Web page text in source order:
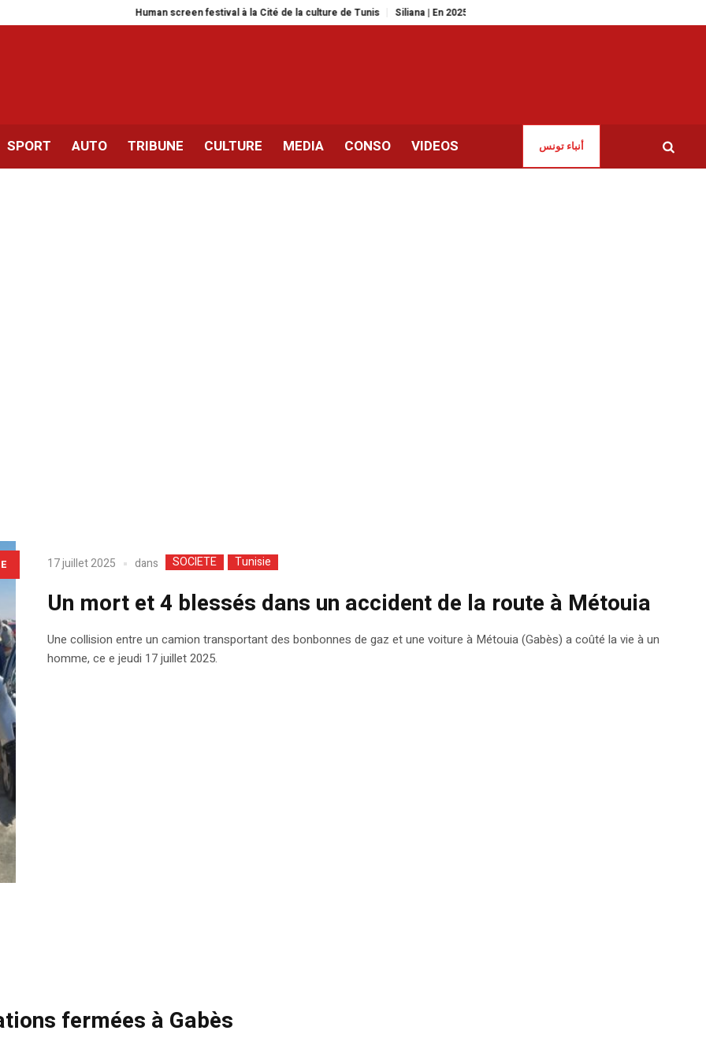
Human screen festival à la Cité de la culture de Tunis Siliana | En 2025, les incendies ont ravagé plus de 1200 hectares de forêts !
SPORT AUTO TRIBUNE CULTURE MEDIA CONSO VIDEOS أنباء تونس
17 juillet 2025 dans SOCIETE Tunisie
Un mort et 4 blessés dans un accident de la route à Métouia
Une collision entre un camion transportant des bonbonnes de gaz et une voiture à Métouia (Gabès) a coûté la vie à un
homme, ce e jeudi 17 juillet 2025.
fermées à Gabès